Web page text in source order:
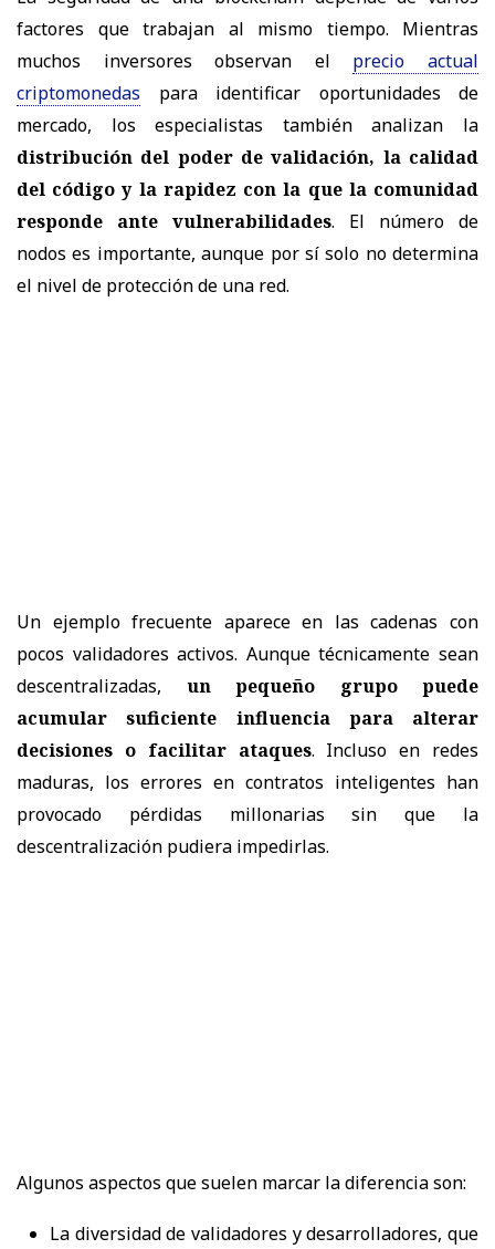
factores que trabajan al mismo tiempo. Mientras
muchos inversores observan el precio actual
criptomonedas para identificar oportunidades de
mercado, los especialistas también analizan la
distribución del poder de validación, la calidad
del código y la rapidez con la que la comunidad
responde ante vulnerabilidades. El número de
nodos es importante, aunque por sí solo no determina
el nivel de protección de una red.
Un ejemplo frecuente aparece en las cadenas con
pocos validadores activos. Aunque técnicamente sean
descentralizadas, un pequeño grupo puede
acumular suficiente influencia para alterar
decisiones o facilitar ataques. Incluso en redes
maduras, los errores en contratos inteligentes han
provocado pérdidas millonarias sin que la
descentralización pudiera impedirlas.
Algunos aspectos que suelen marcar la diferencia son:
La diversidad de validadores y desarrolladores, que